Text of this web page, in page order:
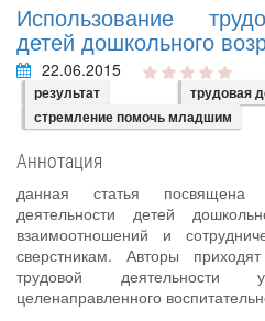
Использование
детей дошкольного
22.06.2015
результат трудовая
стремление помочь младшим
Аннотация
данная статья посвящена
деятельности детей
взаимоотношений и
сверстникам. Авторы
трудовой
целенаправленного